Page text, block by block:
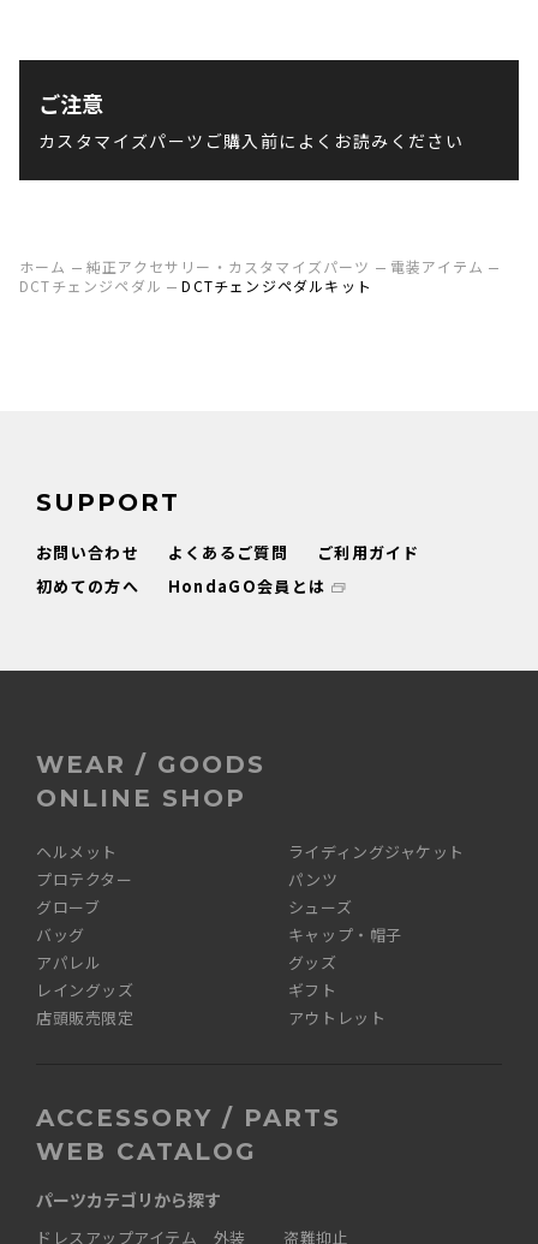
ご注意
カスタマイズパーツご購入前によくお読みください
ホーム 純正アクセサリー・カスタマイズパーツ
電装アイテム
DCTチェンジペダル
DCTチェンジペダルキット
SUPPORT
お問い合わせ よくあるご質問
ご利用ガイド
初めての方へ
HondaGO会員とは
WEAR / GOODS
ONLINE SHOP
ヘルメット
ライディングジャケット
プロテクター
パンツ
グローブ
シューズ
バッグ
キャップ・帽子
アパレル
グッズ
レイングッズ
ギフト
店頭販売限定
アウトレット
ACCESSORY / PARTS
WEB CATALOG
パーツカテゴリから探す
ドレスアップアイテム 外装
盗難抑止